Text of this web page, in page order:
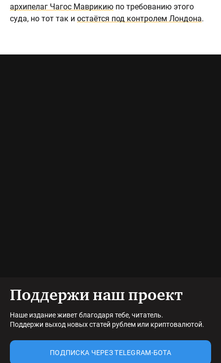
архипелаг Чагос Маврикию по требованию этого
суда, но тот так и остаётся под контролем Лондона.
Поддержи наш проект
Наше издание живет благодаря тебе, читатель.
Поддержи выход новых статей рублем или криптовалютой.
ПОДПИСКА ЧЕРЕЗ TELEGRAM-БОТА